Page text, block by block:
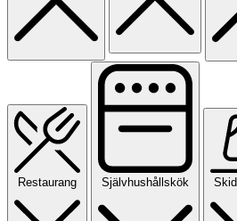
Restaurang Självhushållskök